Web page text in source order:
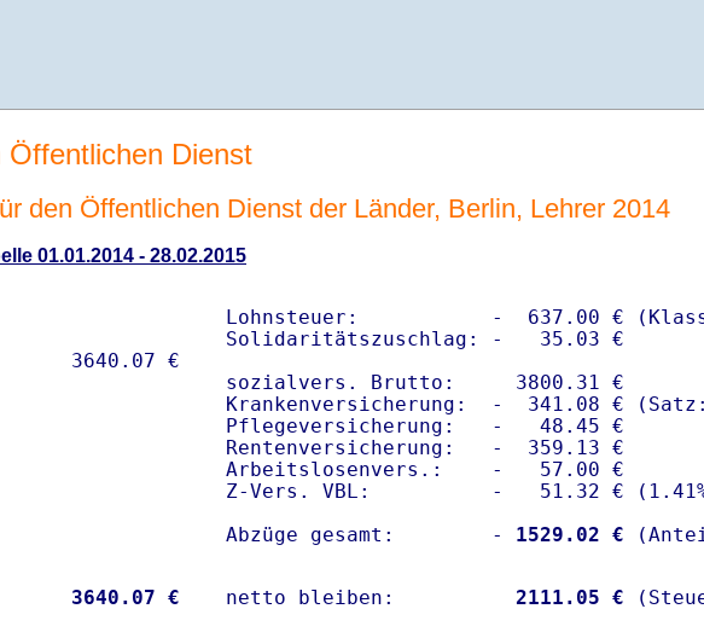
Dienst
den Öffentlichen Dienst der Länder, Berlin, Lehrer 2014
01.01.2014 - 28.02.2015
Lohnsteuer:           -  637.00 €
Solidaritätszuschlag: -   35.03 €
sozialvers. Brutto:     3800.31 €
Krankenversicherung:  -  341.08 €
Pflegeversicherung:   -   48.45 €
Rentenversicherung:   -  359.13 €
Arbeitslosenvers.:    -   57.00 €
Z-Vers. VBL:          -   51.32 € (
Abzüge gesamt:        -
1529.02 €
3640.07 € netto bleiben: 2111.05 €